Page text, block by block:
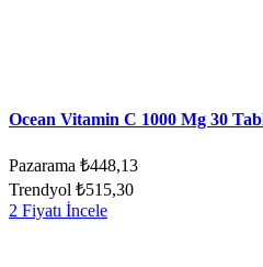
Ocean Vitamin C 1000 Mg 30
Pazarama ₺448,13
Trendyol ₺515,30
2 Fiyatı İncele